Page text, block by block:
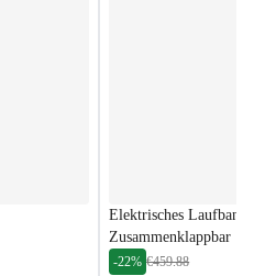
Elektrisches
Zusammenklappbar
-22% €459.88